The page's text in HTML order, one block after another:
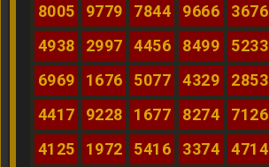
8005
9779 7844 9666 3676
4938
2997 4456 8499 5233
6969
1676 5077 4329 2853
4417
9228 1677 8274 7126
4125
1972 5416 3374 4714